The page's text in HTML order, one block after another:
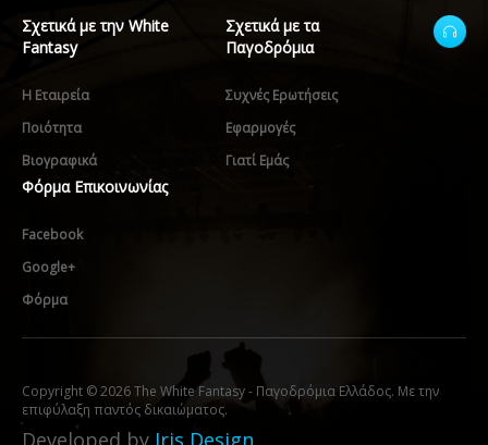
Σχετικά με την White
Fantasy
Η Εταιρεία
Ποιότητα
Βιογραφικά
Σχετικά με τα
Παγοδρόμια
Συχνές Ερωτήσεις
Εφαρμογές
Γιατί Εμάς
Φόρμα Επικοινωνίας
Facebook
Google+
Φόρμα
Copyright © 2026 The White Fantasy - Παγοδρόμια Ελλάδος. Με την
επιφύλαξη παντός δικαιώματος.